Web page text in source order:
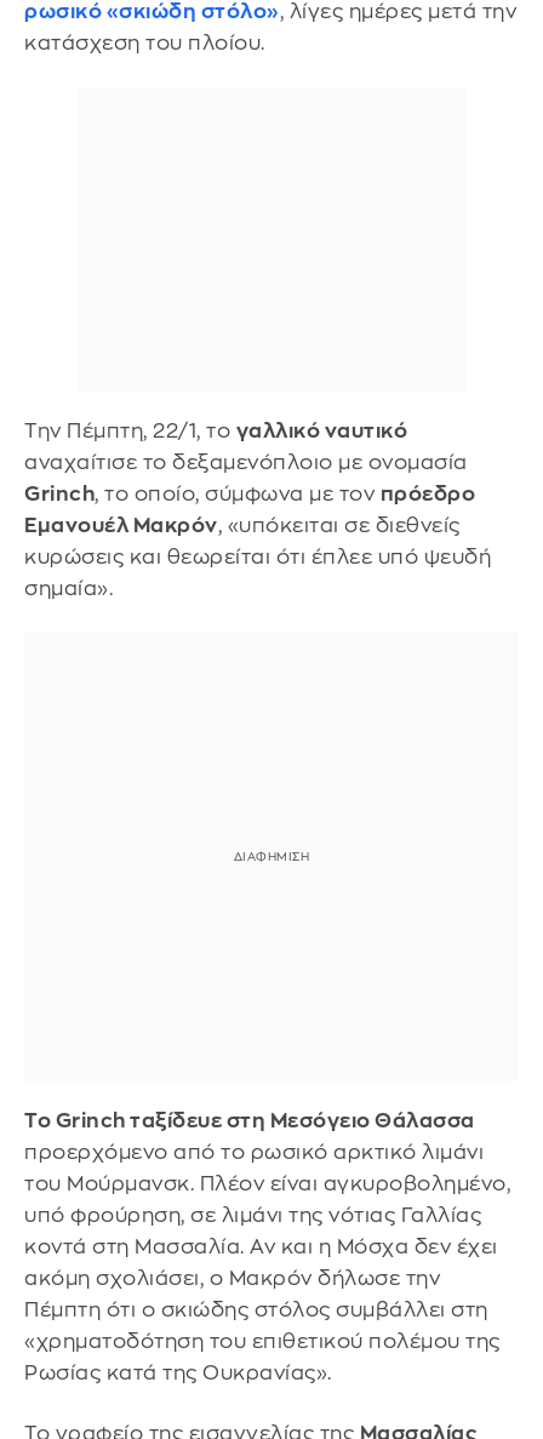
ρωσικό «σκιώδη στόλο», λίγες ημέρες μετά την
κατάσχεση του πλοίου.
Την Πέμπτη, 22/1, το γαλλικό ναυτικό
αναχαίτισε το δεξαμενόπλοιο με ονομασία
Grinch, το οποίο, σύμφωνα με τον πρόεδρο
Εμανουέλ Μακρόν, «υπόκειται σε διεθνείς
κυρώσεις και θεωρείται ότι έπλεε υπό ψευδή
σημαία».
Το Grinch ταξίδευε στη Μεσόγειο Θάλασσα
προερχόμενο από το ρωσικό αρκτικό λιμάνι
του Μούρμανσκ. Πλέον είναι αγκυροβολημένο,
υπό φρούρηση, σε λιμάνι της νότιας Γαλλίας
κοντά στη Μασσαλία. Αν και η Μόσχα δεν έχει
ακόμη σχολιάσει, ο Μακρόν δήλωσε την
Πέμπτη ότι ο σκιώδης στόλος συμβάλλει στη
«χρηματοδότηση του επιθετικού πολέμου της
Ρωσίας κατά της Ουκρανίας».
Το γραφείο της εισαγγελίας της Μασσαλίας